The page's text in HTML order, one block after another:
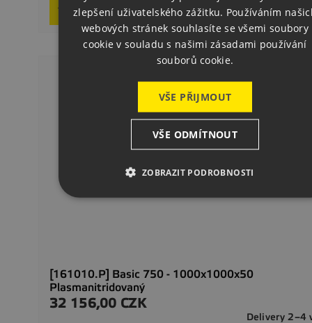
Request product
[161010.P] Basic 750 - 1000x1000x50
Plasmanitridovaný
Cena
32 156,00 CZK
Delivery 2–4
GERMAN
zlepšení uživatelského zážitku. Používáním
webových stránek souhlasíte se všemi soubory
cookie v souladu s našimi zásadami používání
souborů cookie.
VŠE PŘIJMOUT
VŠE ODMÍTNOUT
ZOBRAZIT PODROBNOSTI